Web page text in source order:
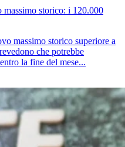
storico: i 120.000
massimo storico superiore a
che potrebbe
la fine del mese...